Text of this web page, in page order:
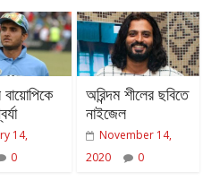
14,
0
অরিন্দম শীলের ছবিতে
নাইজেল
November 14,
2020
0